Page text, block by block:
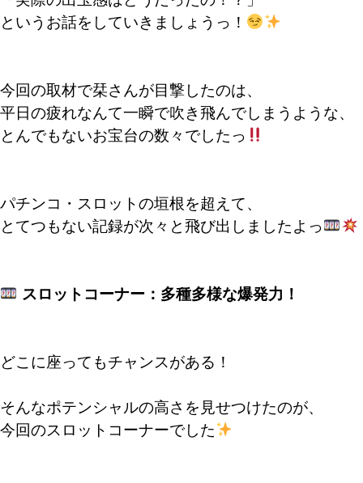
というお話をしていきましょうっ！
今回の取材で栞さんが目撃したのは、
平日の疲れなんて一瞬で吹き飛んでしまうような、
とんでもないお宝台の数々でしたっ
パチンコ・スロットの垣根を超えて、
とてつもない記録が次々と飛び出しましたよっ
スロットコーナー：多種多様な爆発力！
どこに座ってもチャンスがある！
そんなポテンシャルの高さを見せつけたのが、
今回のスロットコーナーでした